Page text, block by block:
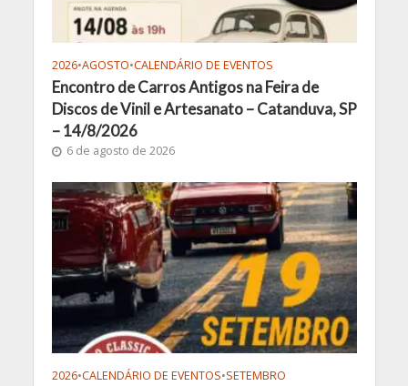
2026•AGOSTO•CALENDÁRIO DE EVENTOS
Encontro de Carros Antigos na Feira de
Discos de Vinil e Artesanato – Catanduva, SP
– 14/8/2026
6 de agosto de 2026
2026•CALENDÁRIO DE EVENTOS•SETEMBRO